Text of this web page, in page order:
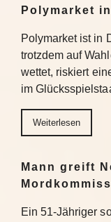
Polymarket
Polymarket ist in
trotzdem auf
wettet, riskiert
im
Weiterlesen
Mann greift
Ein 51-Jähriger